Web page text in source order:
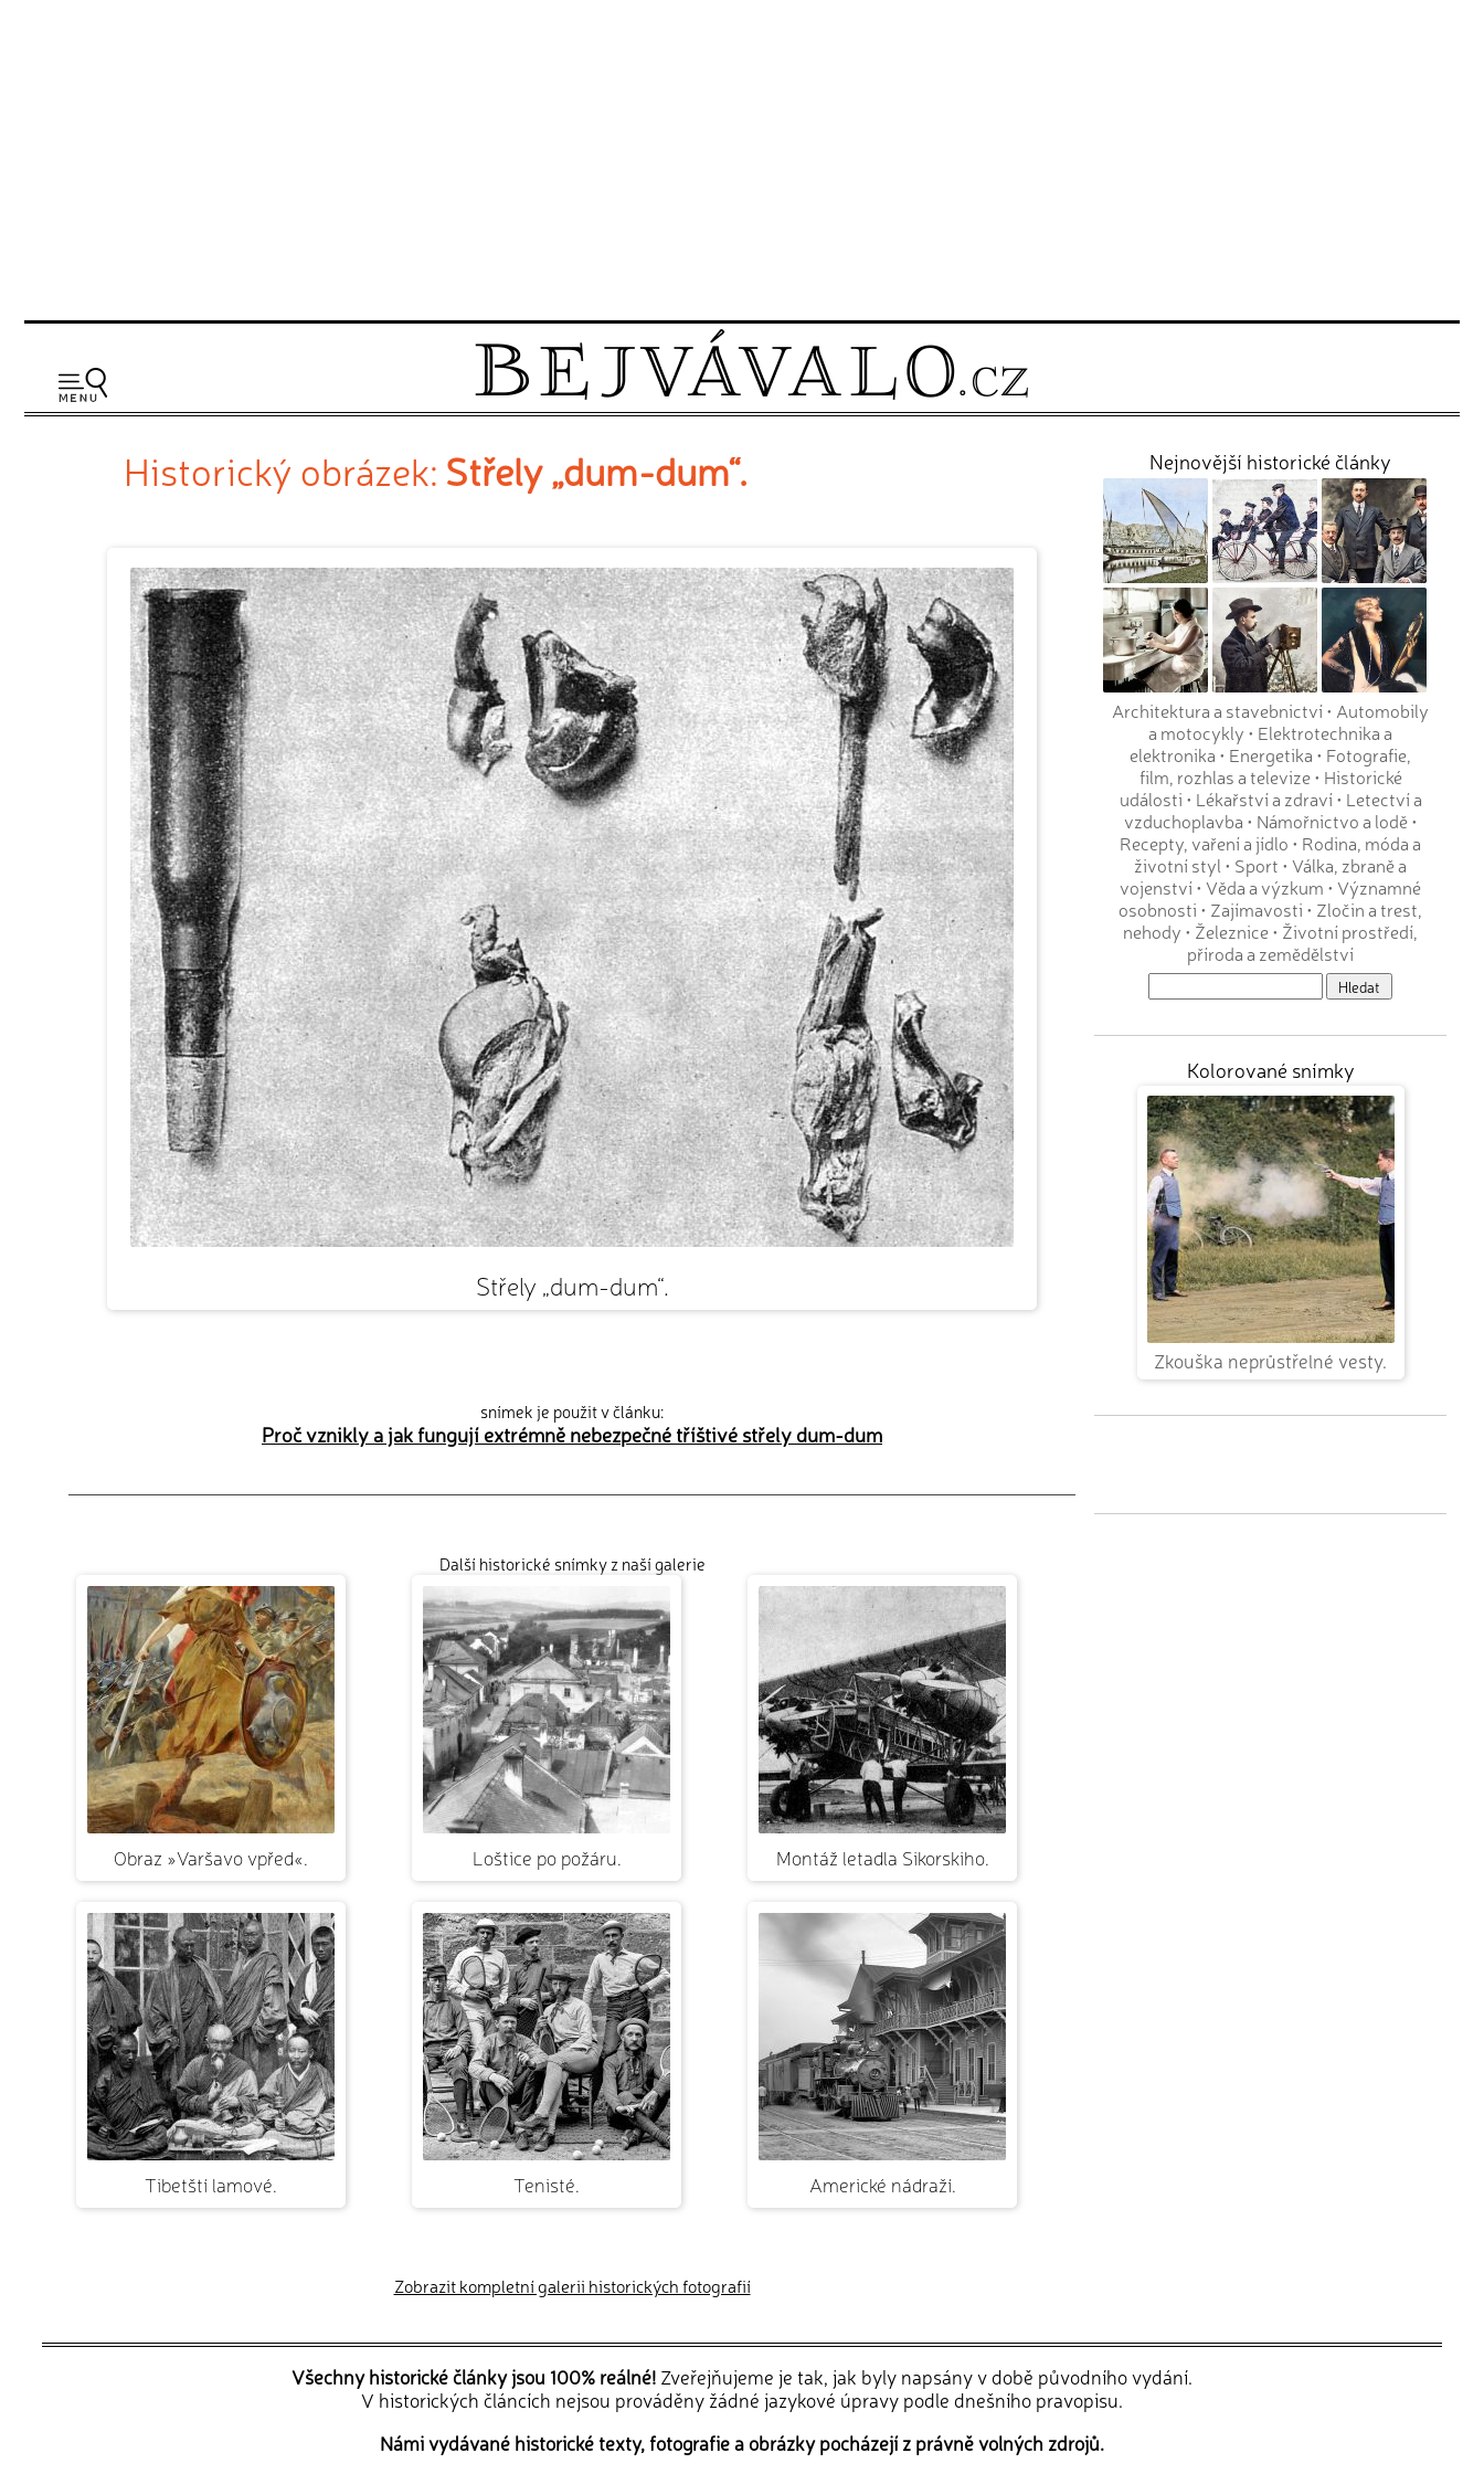
Historický obrázek: Střely „dum-dum“.
Střely „dum-dum“.
snímek je použit v článku:
Proč vznikly a jak fungují extrémně nebezpečné tříštivé střely dum-dum
Další historické snímky z naší galerie
Obraz »Varšavo vpřed«. Loštice po požáru. Montáž letadla Sikorskiho.
Tibetští lamové. Tenisté. Americké nádraží.
Zobrazit kompletní galerii historických fotografií
Nejnovější historické články
Architektura a stavebnictví• Automobily
a motocykly • Elektrotechnika a
elektronika • Energetika • Fotografie,
film, rozhlas a televize• Historické
události • Lékařství a zdraví• Letectví a
vzduchoplavba • Námořnictvo a lodě•
Recepty, vaření a jídlo • Rodina, móda a
životní styl • Sport • Válka, zbraně a
vojenství• Věda a výzkum • Významné
osobnosti • Zajímavosti • Zločin a trest,
nehody • Železnice• Životní prostředí,
příroda a zemědělství
Kolorované snímky
Zkouška neprůstřelné vesty.
Všechny historické články jsou 100% reálné! Zveřejňujeme je tak, jak byly napsány v době původního vydání.
V historických článcích nejsou prováděny žádné jazykové úpravy podle dnešního pravopisu.
Námi vydávané historické texty, fotografie a obrázky pocházejí z právně volných zdrojů.